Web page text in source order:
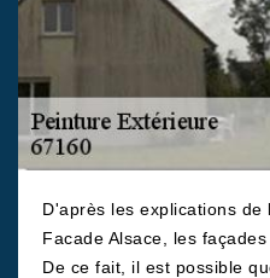
D'après les explications de
Facade Alsace, les
De ce fait, il est possible